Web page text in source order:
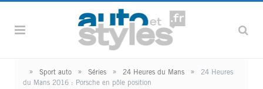
» Sport auto » Séries » 24 Heures du Mans »
24 Heures
du Mans 2016 : Porsche en pôle position